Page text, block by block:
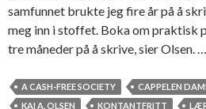
samfunnet brukte jeg fire år på å
meg inn i stoffet. Boka om praktisk
tre måneder på å skrive, sier Olsen. …
A CASH-FREE SOCIETY CAPPELEN
KAI A. OLSEN
KONTANTFRITT